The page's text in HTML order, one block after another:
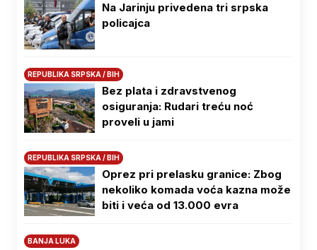
Na Јarinju privedena tri srpska
policajca
REPUBLIKA SRPSKA / BIH
Bez plata i zdravstvenog
osiguranja: Rudari treću noć
proveli u jami
REPUBLIKA SRPSKA / BIH
Oprez pri prelasku granice: Zbog
nekoliko komada voća kazna može
biti i veća od 13.000 evra
BANJA LUKA